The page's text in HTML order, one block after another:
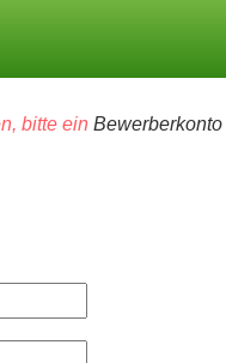
bitte ein Bewerberkonto